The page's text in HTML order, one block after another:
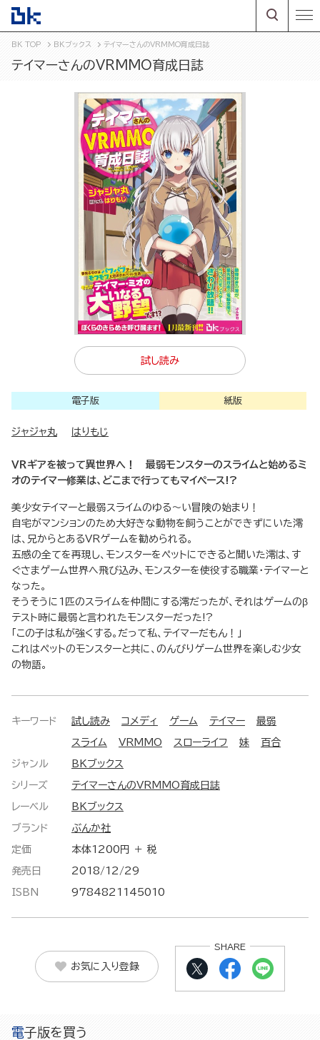
BK TOP BKブックス テイマーさんのVRMMO育成日誌
テイマーさんのVRMMO育成日誌
試し読み
紙版
電子版
ジャジャ丸 はりもじ
ＶＲギアを被って異世界へ！ 最弱モンスターのスライムと始めるミ
オのテイマー修業は、どこまで行ってもマイペース!?
美少女テイマーと最弱スライムのゆる～い冒険の始まり！
自宅がマンションのため大好きな動物を飼うことができずにいた澪
は、兄からとあるVRゲームを勧められる。
五感の全てを再現し、モンスターをペットにできると聞いた澪は、す
ぐさまゲーム世界へ飛び込み、モンスターを使役する職業・テイマーと
なった。
そうそうに1匹のスライムを仲間にする澪だったが、それはゲームのβ
テスト時に最弱と言われたモンスターだった!?
「この子は私が強くする。だって私、テイマーだもん！」
これはペットのモンスターと共に、のんびりゲーム世界を楽しむ少女
の物語。
キーワード 試し読み コメディ ゲーム テイマー 最弱
スライム VRMMO スローライフ 妹 百合
ジャンル BKブックス
シリーズ テイマーさんのVRMMO育成日誌
レーベル BKブックス
ブランド ぶんか社
定価 本体1200円 ＋ 税
発売日 2018/12/29
ISBN 9784821145010
お気に入り登録
SHARE
電子版を買う